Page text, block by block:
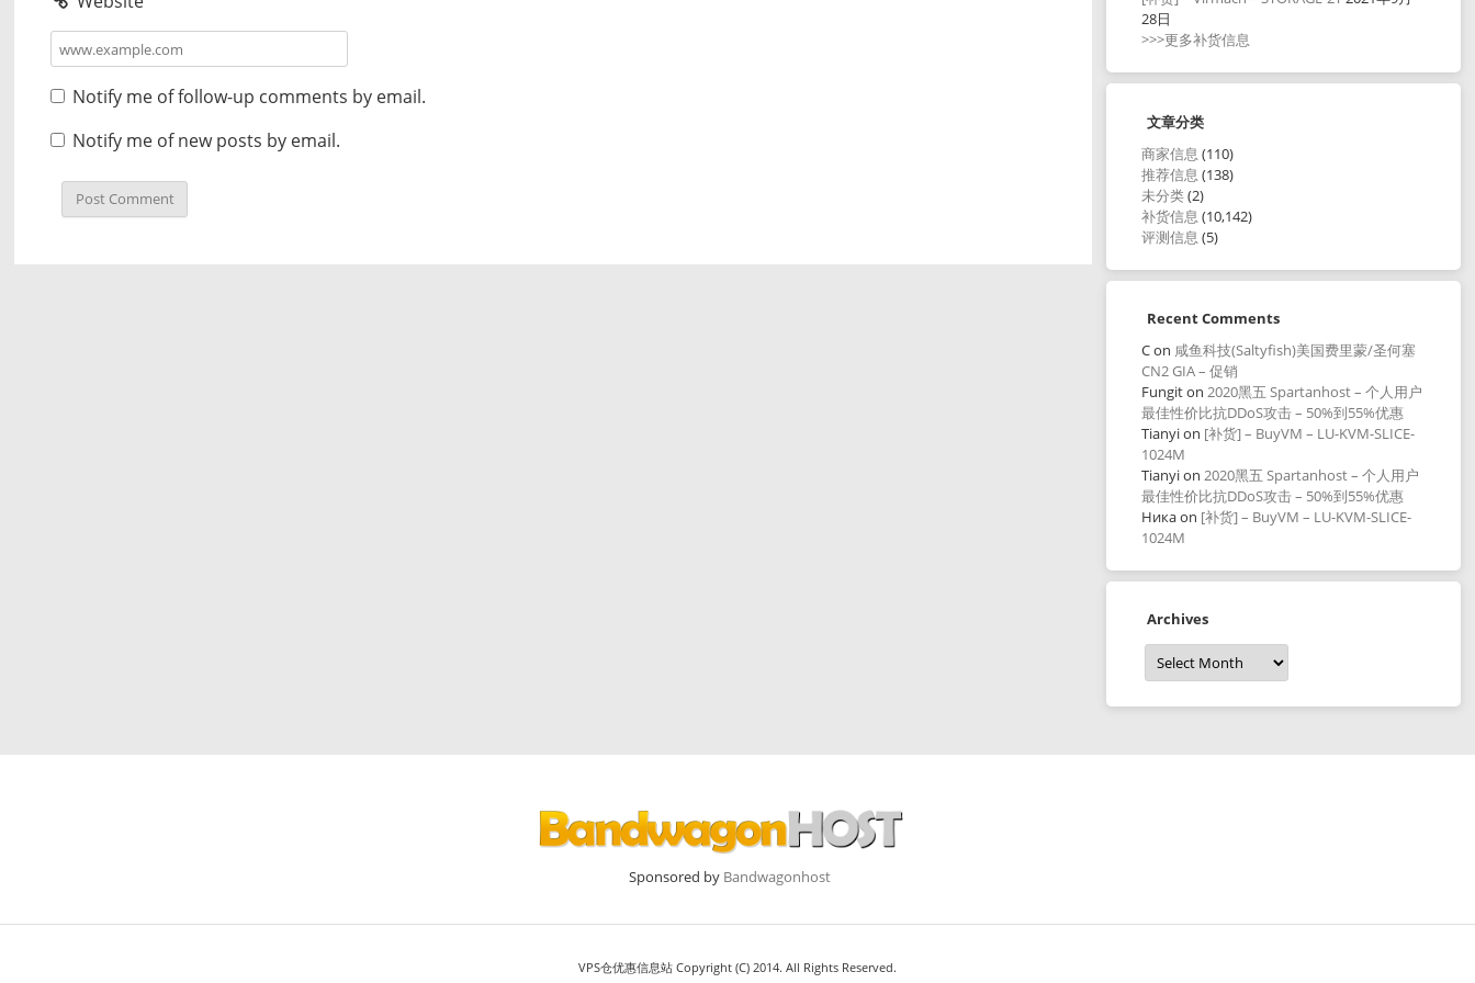
Notify me of follow-up comments by email.
Notify me of new posts by email.
28日
>>>更多补货信息
文章分类
商家信息 (110)
推荐信息 (138)
未分类(2)
补货信息 (10,142)
评测信息 (5)
Recent Comments
Con 咸鱼科技(Saltyfish)美国费里蒙/圣何塞
CN2 GIA – 促销
Fungiton2020黑五 Spartanhost – 个人用户
最佳性价比抗DDoS攻击 – 50%到55%优惠
Tianyion [补货] – BuyVM – LU-KVM-SLICE-
1024M
Tianyion2020黑五 Spartanhost – 个人用户
最佳性价比抗DDoS攻击 – 50%到55%优惠
Никаon [补货] – BuyVM – LU-KVM-SLICE-
1024M
Archives
Archives
Sponsored by Bandwagonhost
VPS仓优惠信息站 Copyright (C) 2014. All Rights Reserved.